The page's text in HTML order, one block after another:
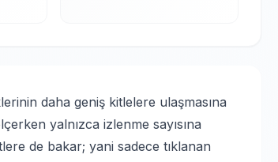
daha geniş kitlelere ulaşmasına
yalnızca izlenme sayısına
de bakar; yani sadece tıklanan